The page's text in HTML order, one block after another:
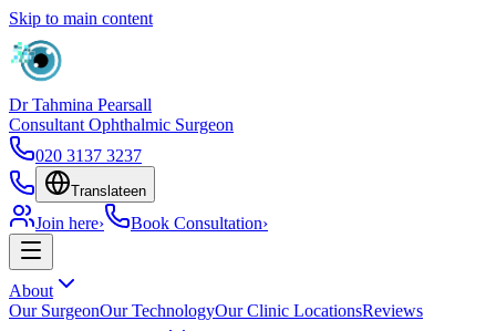
Skip to main content
Dr Tahmina Pearsall
Consultant Ophthalmic Surgeon
020 3137 3237
Translateen
Join here› Book Consultation›
About
Our SurgeonOur TechnologyOur Clinic LocationsReviews